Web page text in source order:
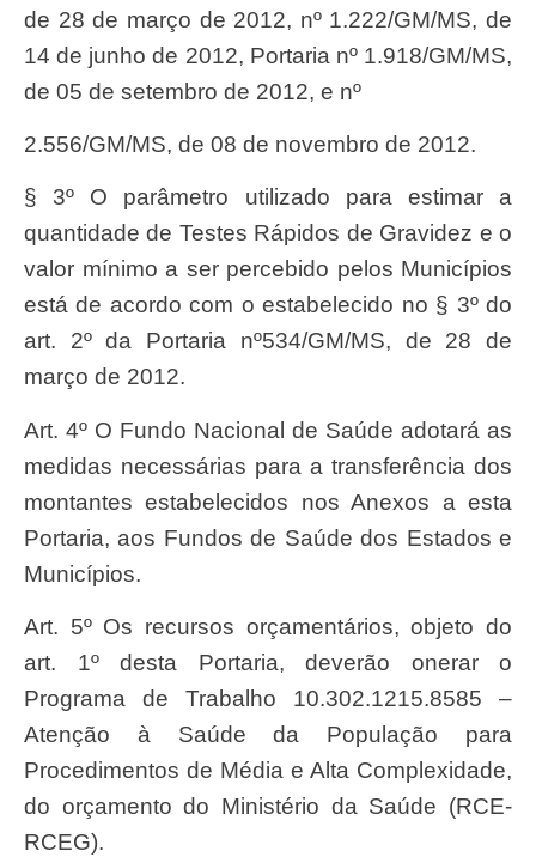
de 28 de março de 2012, nº 1.222/GM/MS, de
14 de junho de 2012, Portaria nº 1.918/GM/MS,
de 05 de setembro de 2012, e nº
2.556/GM/MS, de 08 de novembro de 2012.
§ 3º O parâmetro utilizado para estimar a
quantidade de Testes Rápidos de Gravidez e o
valor mínimo a ser percebido pelos Municípios
está de acordo com o estabelecido no § 3º do
art. 2º da Portaria nº534/GM/MS, de 28 de
março de 2012.
Art. 4º O Fundo Nacional de Saúde adotará as
medidas necessárias para a transferência dos
montantes estabelecidos nos Anexos a esta
Portaria, aos Fundos de Saúde dos Estados e
Municípios.
Art. 5º Os recursos orçamentários, objeto do
art. 1º desta Portaria, deverão onerar o
Programa de Trabalho 10.302.1215.8585 –
Atenção à Saúde da População para
Procedimentos de Média e Alta Complexidade,
do orçamento do Ministério da Saúde (RCE-
RCEG).